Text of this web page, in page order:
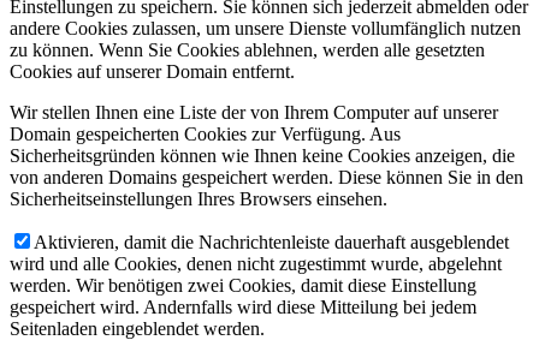
Einstellungen zu speichern. Sie können sich jederzeit abmelden oder
andere Cookies zulassen, um unsere Dienste vollumfänglich nutzen
zu können. Wenn Sie Cookies ablehnen, werden alle gesetzten
Cookies auf unserer Domain entfernt.
Wir stellen Ihnen eine Liste der von Ihrem Computer auf unserer
Domain gespeicherten Cookies zur Verfügung. Aus
Sicherheitsgründen können wie Ihnen keine Cookies anzeigen, die
von anderen Domains gespeichert werden. Diese können Sie in den
Sicherheitseinstellungen Ihres Browsers einsehen.
Aktivieren, damit die Nachrichtenleiste dauerhaft ausgeblendet
wird und alle Cookies, denen nicht zugestimmt wurde, abgelehnt
werden. Wir benötigen zwei Cookies, damit diese Einstellung
gespeichert wird. Andernfalls wird diese Mitteilung bei jedem
Seitenladen eingeblendet werden.